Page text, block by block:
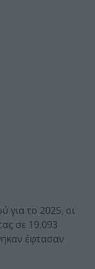
για το 2025, οι
σε 19.093
έφτασαν